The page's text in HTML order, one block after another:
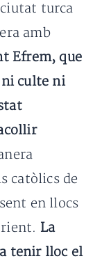
turca
amb
Efrem, que
ni culte ni
catòlics de
en llocs
La
tenir lloc el